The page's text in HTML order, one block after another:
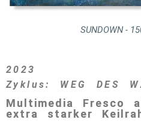
SUNDOWN -
2023
Zyklus: WEG DES
Multimedia Fresco
extra starker